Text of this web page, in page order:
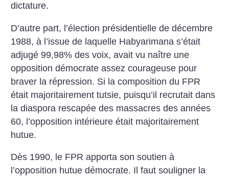
dictature.
D’autre part, l’élection présidentielle de décembre
1988, à l’issue de laquelle Habyarimana s’était
adjugé 99,98% des voix, avait vu naître une
opposition démocrate assez courageuse pour
braver la répression. Si la composition du FPR
était majoritairement tutsie, puisqu’il recrutait dans
la diaspora rescapée des massacres des années
60, l’opposition intérieure était majoritairement
hutue.
Dès 1990, le FPR apporta son soutien à
l’opposition hutue démocrate. Il faut souligner la